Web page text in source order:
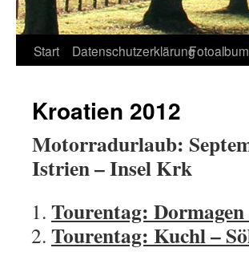
Start DatenschutzerklärungFotoalbum
Kroatien 2012
Motorradurlaub:
Istrien – Insel Krk
Tourentag:
Tourentag: Kuchl –